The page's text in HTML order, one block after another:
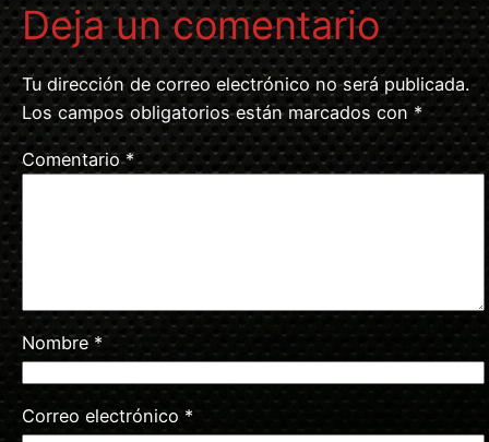
Deja un comentario
Tu dirección de correo electrónico no será publicada.
Los campos obligatorios están marcados con *
Comentario*
Nombre*
Correo electrónico *